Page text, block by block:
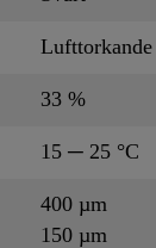
Lufttorkande
33 %
15 ─ 25 °C
400 µm
150 µm